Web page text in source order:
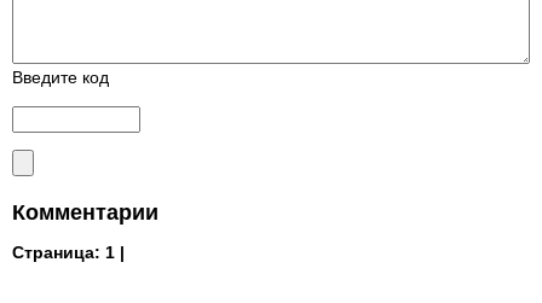
Введите код
Комментарии
Страница: 1 |